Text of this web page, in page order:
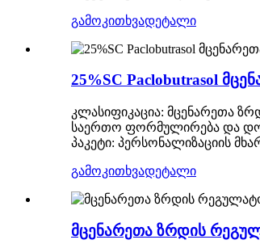
გამოკითხვადეტალი
25%SC Paclobutrasol
კლასიფიკაცია: მცენარეთა
საერთო ფორმულირება და დოზა:
პაკეტი: პერსონალიზაციის
გამოკითხვადეტალი
მცენარეთა ზრდის